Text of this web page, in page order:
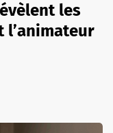
les
l’animateur